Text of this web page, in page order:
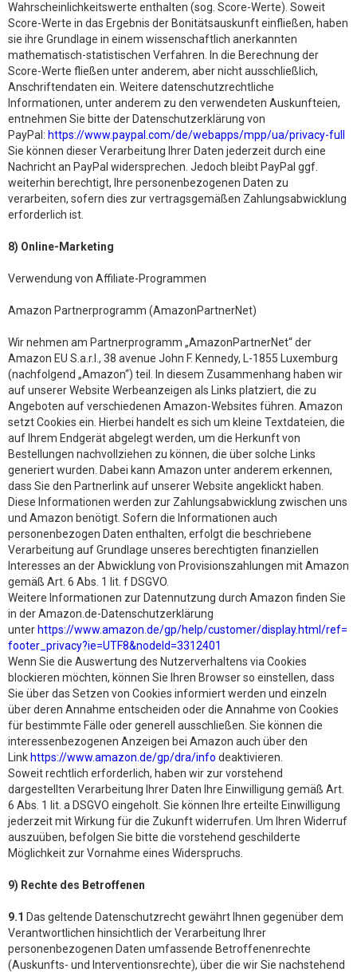
Wahrscheinlichkeitswerte enthalten (sog. Score-Werte). Soweit
Score-Werte in das Ergebnis der Bonitätsauskunft einfließen, haben
sie ihre Grundlage in einem wissenschaftlich anerkannten
mathematisch-statistischen Verfahren. In die Berechnung der
Score-Werte fließen unter anderem, aber nicht ausschließlich,
Anschriftendaten ein. Weitere datenschutzrechtliche
Informationen, unter anderem zu den verwendeten Auskunfteien,
entnehmen Sie bitte der Datenschutzerklärung von
PayPal: https://www.paypal.com/de/webapps/mpp/ua/privacy-full
Sie können dieser Verarbeitung Ihrer Daten jederzeit durch eine
Nachricht an PayPal widersprechen. Jedoch bleibt PayPal ggf.
weiterhin berechtigt, Ihre personenbezogenen Daten zu
verarbeiten, sofern dies zur vertragsgemäßen Zahlungsabwicklung
erforderlich ist.
8) Online-Marketing
Verwendung von Affiliate-Programmen
Amazon Partnerprogramm (AmazonPartnerNet)
Wir nehmen am Partnerprogramm „AmazonPartnerNet“ der
Amazon EU S.a.r.l., 38 avenue John F. Kennedy, L-1855 Luxemburg
(nachfolgend „Amazon“) teil. In diesem Zusammenhang haben wir
auf unserer Website Werbeanzeigen als Links platziert, die zu
Angeboten auf verschiedenen Amazon-Websites führen. Amazon
setzt Cookies ein. Hierbei handelt es sich um kleine Textdateien, die
auf Ihrem Endgerät abgelegt werden, um die Herkunft von
Bestellungen nachvollziehen zu können, die über solche Links
generiert wurden. Dabei kann Amazon unter anderem erkennen,
dass Sie den Partnerlink auf unserer Website angeklickt haben.
Diese Informationen werden zur Zahlungsabwicklung zwischen uns
und Amazon benötigt. Sofern die Informationen auch
personenbezogen Daten enthalten, erfolgt die beschriebene
Verarbeitung auf Grundlage unseres berechtigten finanziellen
Interesses an der Abwicklung von Provisionszahlungen mit Amazon
gemäß Art. 6 Abs. 1 lit. f DSGVO.
Weitere Informationen zur Datennutzung durch Amazon finden Sie
in der Amazon.de-Datenschutzerklärung
unter https://www.amazon.de/gp/help/customer/display.html/ref=
footer_privacy?ie=UTF8&nodeId=3312401
Wenn Sie die Auswertung des Nutzerverhaltens via Cookies
blockieren möchten, können Sie Ihren Browser so einstellen, dass
Sie über das Setzen von Cookies informiert werden und einzeln
über deren Annahme entscheiden oder die Annahme von Cookies
für bestimmte Fälle oder generell ausschließen. Sie können die
interessenbezogenen Anzeigen bei Amazon auch über den
Link https://www.amazon.de/gp/dra/info deaktivieren.
Soweit rechtlich erforderlich, haben wir zur vorstehend
dargestellten Verarbeitung Ihrer Daten Ihre Einwilligung gemäß Art.
6 Abs. 1 lit. a DSGVO eingeholt. Sie können Ihre erteilte Einwilligung
jederzeit mit Wirkung für die Zukunft widerrufen. Um Ihren Widerruf
auszuüben, befolgen Sie bitte die vorstehend geschilderte
Möglichkeit zur Vornahme eines Widerspruchs.
9) Rechte des Betroffenen
9.1 Das geltende Datenschutzrecht gewährt Ihnen gegenüber dem
Verantwortlichen hinsichtlich der Verarbeitung Ihrer
personenbezogenen Daten umfassende Betroffenenrechte
(Auskunfts- und Interventionsrechte), über die wir Sie nachstehend